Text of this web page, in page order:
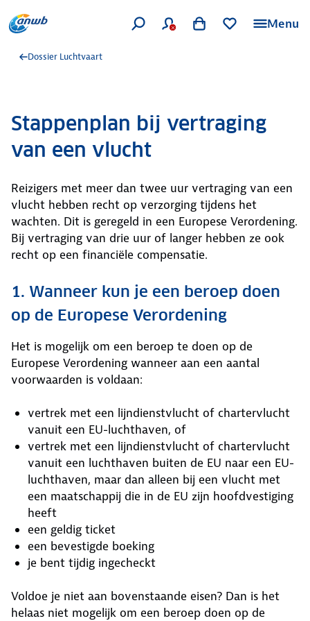
Menu
Dossier Luchtvaart
Stappenplan bij vertraging
van een vlucht
Reizigers met meer dan twee uur vertraging van een
vlucht hebben recht op verzorging tijdens het
wachten. Dit is geregeld in een Europese Verordening.
Bij vertraging van drie uur of langer hebben ze ook
recht op een financiële compensatie.
1. Wanneer kun je een beroep doen
op de Europese Verordening
Het is mogelijk om een beroep te doen op de
Europese Verordening wanneer aan een aantal
voorwaarden is voldaan:
vertrek met een lijndienstvlucht of chartervlucht
vanuit een EU-luchthaven, of
vertrek met een lijndienstvlucht of chartervlucht
vanuit een luchthaven buiten de EU naar een EU-
luchthaven, maar dan alleen bij een vlucht met
een maatschappij die in de EU zijn hoofdvestiging
heeft
een geldig ticket
een bevestigde boeking
je bent tijdig ingecheckt
Voldoe je niet aan bovenstaande eisen? Dan is het
helaas niet mogelijk om een beroep doen op de